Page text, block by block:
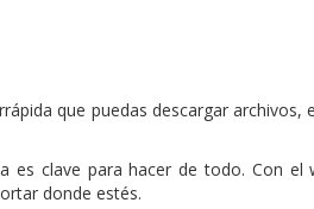
que puedas descargar
es clave para hacer de todo. Con
donde estés.